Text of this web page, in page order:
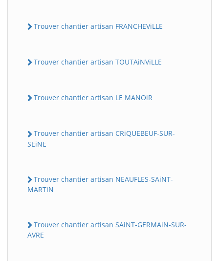
Trouver chantier artisan FRANCHEViLLE
Trouver chantier artisan TOUTAiNViLLE
Trouver chantier artisan LE MANOiR
Trouver chantier artisan CRiQUEBEUF-SUR-
SEiNE
Trouver chantier artisan NEAUFLES-SAiNT-
MARTiN
Trouver chantier artisan SAiNT-GERMAiN-SUR-
AVRE